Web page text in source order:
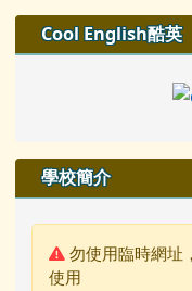
左邊區域內容
Cool English酷英
學校簡介
警告:
勿使用臨時網址
使用